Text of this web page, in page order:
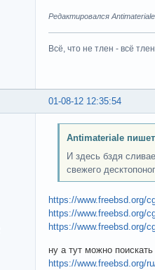
Редактировался
Всё, что не тлен - всё
01-08-12 12:35:54
Antimateriale
И здесь бздя
свежего
https://www.freebsd.org/
https://www.freebsd.org/
https://www.freebsd.org/
ну а тут можно
https://www.freebsd.org/